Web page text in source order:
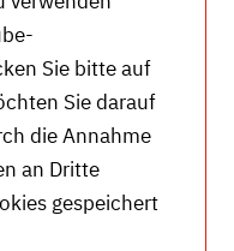
Sie bitte auf
Sie darauf
die Annahme
an Dritte
gespeichert